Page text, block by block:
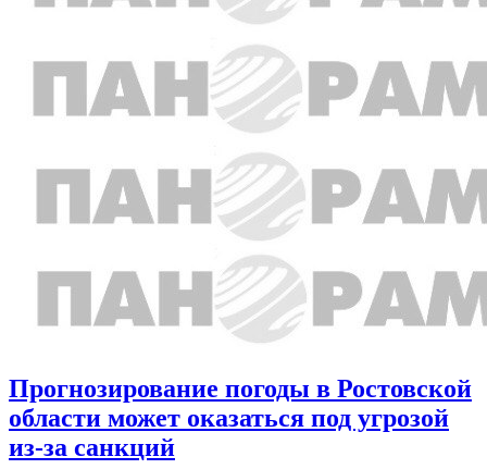
Прогнозирование погоды в Ростовской
области может оказаться под угрозой
из-за санкций